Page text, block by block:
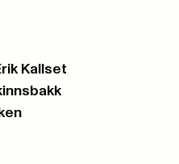
Kallset